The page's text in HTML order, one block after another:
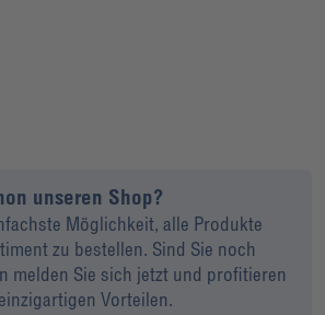
unseren Shop?
Möglichkeit, alle Produkte
zu bestellen. Sind Sie noch
melden Sie sich jetzt und profitieren
Vorteilen.